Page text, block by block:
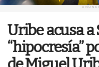
Uribe acusa a
“hipocresía”